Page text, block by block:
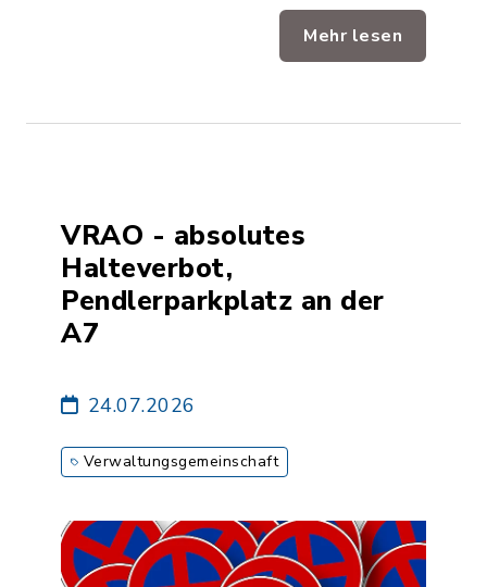
Mehr lesen
VRAO - absolutes
Halteverbot,
Pendlerparkplatz an der
A7
24.07.2026
Verwaltungsgemeinschaft